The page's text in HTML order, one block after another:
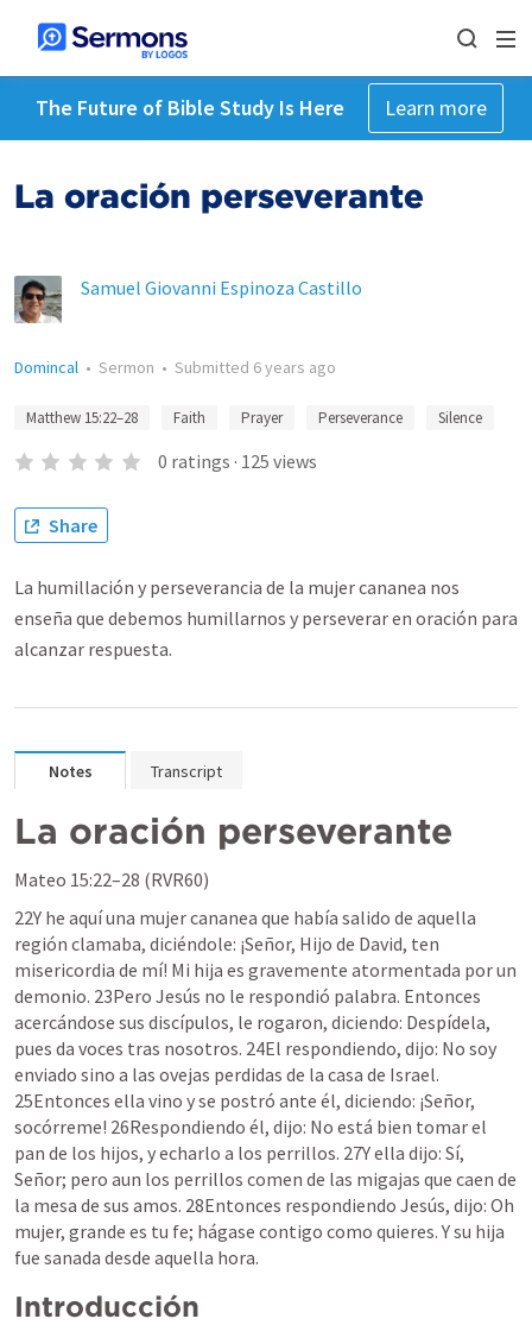
The Future of Bible Study Is Here Learn more
La oración perseverante
Samuel Giovanni Espinoza Castillo
Domincal • Sermon • Submitted 6 years ago
Matthew 15:22–28 Faith Prayer Perseverance Silence
0 ratings · 125 views
Share
La humillación y perseverancia de la mujer cananea nos
enseña que debemos humillarnos y perseverar en oración para
alcanzar respuesta.
Notes Transcript
La oración perseverante
Mateo 15:22–28
22Y he aquí una mujer cananea que había salido de aquella
región clamaba, diciéndole: ¡Señor, Hijo de David, ten
misericordia de mí! Mi hija es gravemente atormentada por un
demonio. 23Pero Jesús no le respondió palabra. Entonces
acercándose sus discípulos, le rogaron, diciendo: Despídela,
pues da voces tras nosotros. 24El respondiendo, dijo: No soy
enviado sino a las ovejas perdidas de la casa de Israel.
25Entonces ella vino y se postró ante él, diciendo: ¡Señor,
socórreme! 26Respondiendo él, dijo: No está bien tomar el
pan de los hijos, y echarlo a los perrillos. 27Y ella dijo: Sí,
Señor; pero aun los perrillos comen de las migajas que caen de
la mesa de sus amos. 28Entonces respondiendo Jesús, dijo: Oh
mujer, grande es tu fe; hágase contigo como quieres. Y su hija
Introducción